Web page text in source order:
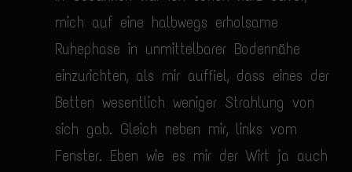
mich auf eine halbwegs erholsame
Ruhephase in unmittelbarer Bodennähe
einzurichten, als mir auffiel, dass eines der
Betten wesentlich weniger Strahlung von
sich gab. Gleich neben mir, links vom
Fenster. Eben wie es mir der Wirt ja auch